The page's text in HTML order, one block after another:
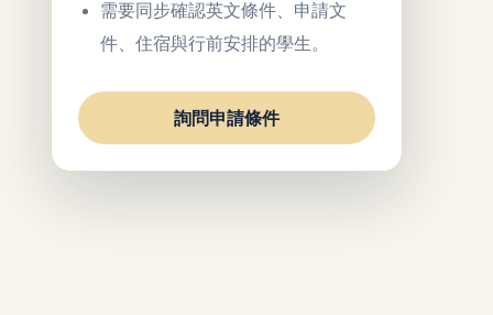
需要同步確認英文條件、申請文
件、住宿與行前安排的學生。
詢問申請條件